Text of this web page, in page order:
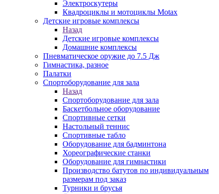
Электроскутеры
Квадроциклы и мотоциклы Motax
Детские игровые комплексы
Назад
Детские игровые комплексы
Домашние комплексы
Пневматическое оружие до 7.5 Дж
Гимнастика, разное
Палатки
Спортоборудование для зала
Назад
Спортоборудование для зала
Баскетбольное оборудование
Спортивные сетки
Настольный теннис
Спортивные табло
Оборудование для бадминтона
Хореографические станки
Оборудование для гимнастики
Производство батутов по индивидуальным
размерам под заказ
Турники и брусья